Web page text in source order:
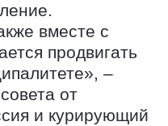
вместе с
продвигать
–
от
и курирующий